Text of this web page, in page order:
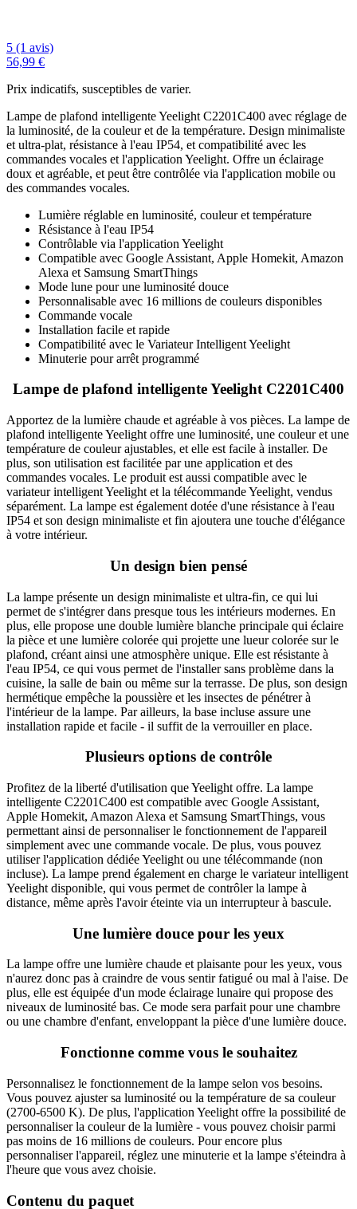
5 (1 avis)
56,99 €
Prix indicatifs, susceptibles de varier.
Lampe de plafond intelligente Yeelight C2201C400 avec réglage de
la luminosité, de la couleur et de la température. Design minimaliste
et ultra-plat, résistance à l'eau IP54, et compatibilité avec les
commandes vocales et l'application Yeelight. Offre un éclairage
doux et agréable, et peut être contrôlée via l'application mobile ou
des commandes vocales.
Lumière réglable en luminosité, couleur et température
Résistance à l'eau IP54
Contrôlable via l'application Yeelight
Compatible avec Google Assistant, Apple Homekit, Amazon
Alexa et Samsung SmartThings
Mode lune pour une luminosité douce
Personnalisable avec 16 millions de couleurs disponibles
Commande vocale
Installation facile et rapide
Compatibilité avec le Variateur Intelligent Yeelight
Minuterie pour arrêt programmé
Lampe de plafond intelligente Yeelight C2201C400
Apportez de la lumière chaude et agréable à vos pièces. La lampe de
plafond intelligente Yeelight offre une luminosité, une couleur et une
température de couleur ajustables, et elle est facile à installer. De
plus, son utilisation est facilitée par une application et des
commandes vocales. Le produit est aussi compatible avec le
variateur intelligent Yeelight et la télécommande Yeelight, vendus
séparément. La lampe est également dotée d'une résistance à l'eau
IP54 et son design minimaliste et fin ajoutera une touche d'élégance
à votre intérieur.
Un design bien pensé
La lampe présente un design minimaliste et ultra-fin, ce qui lui
permet de s'intégrer dans presque tous les intérieurs modernes. En
plus, elle propose une double lumière blanche principale qui éclaire
la pièce et une lumière colorée qui projette une lueur colorée sur le
plafond, créant ainsi une atmosphère unique. Elle est résistante à
l'eau IP54, ce qui vous permet de l'installer sans problème dans la
cuisine, la salle de bain ou même sur la terrasse. De plus, son design
hermétique empêche la poussière et les insectes de pénétrer à
l'intérieur de la lampe. Par ailleurs, la base incluse assure une
installation rapide et facile - il suffit de la verrouiller en place.
Plusieurs options de contrôle
Profitez de la liberté d'utilisation que Yeelight offre. La lampe
intelligente C2201C400 est compatible avec Google Assistant,
Apple Homekit, Amazon Alexa et Samsung SmartThings, vous
permettant ainsi de personnaliser le fonctionnement de l'appareil
simplement avec une commande vocale. De plus, vous pouvez
utiliser l'application dédiée Yeelight ou une télécommande (non
incluse). La lampe prend également en charge le variateur intelligent
Yeelight disponible, qui vous permet de contrôler la lampe à
distance, même après l'avoir éteinte via un interrupteur à bascule.
Une lumière douce pour les yeux
La lampe offre une lumière chaude et plaisante pour les yeux, vous
n'aurez donc pas à craindre de vous sentir fatigué ou mal à l'aise. De
plus, elle est équipée d'un mode éclairage lunaire qui propose des
niveaux de luminosité bas. Ce mode sera parfait pour une chambre
ou une chambre d'enfant, enveloppant la pièce d'une lumière douce.
Fonctionne comme vous le souhaitez
Personnalisez le fonctionnement de la lampe selon vos besoins.
Vous pouvez ajuster sa luminosité ou la température de sa couleur
(2700-6500 K). De plus, l'application Yeelight offre la possibilité de
personnaliser la couleur de la lumière - vous pouvez choisir parmi
pas moins de 16 millions de couleurs. Pour encore plus
personnaliser l'appareil, réglez une minuterie et la lampe s'éteindra à
l'heure que vous avez choisie.
Contenu du paquet